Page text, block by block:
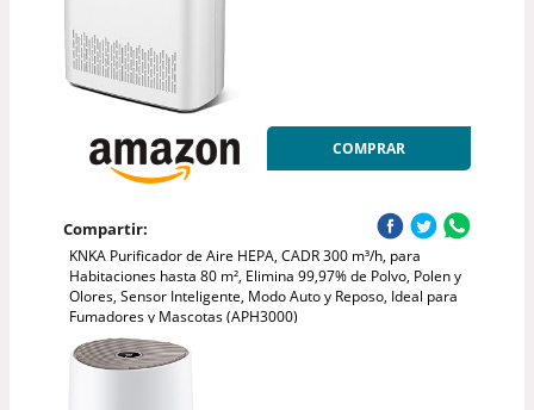
COMPRAR
Compartir:
KNKA Purificador de Aire HEPA, CADR 300 m³/h, para
Habitaciones hasta 80 m², Elimina 99,97% de Polvo, Polen y
Olores, Sensor Inteligente, Modo Auto y Reposo, Ideal para
Fumadores y Mascotas (APH3000)